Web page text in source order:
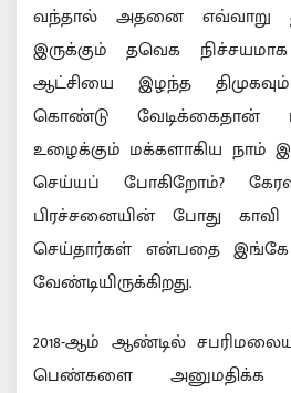
வந்தால் அதனை எவ்வாறு
இருக்கும் தவெக
ஆட்சியை இழந்த
கொண்டு வேடிக்கைதான்
உழைக்கும் மக்களாகிய நாம்
செய்யப் போகிறோம்?
பிரச்சனையின் போது
செய்தார்கள் என்பதை இங்கே
வேண்டியிருக்கிறது.
2018-ஆம் ஆண்டில்
பெண்களை